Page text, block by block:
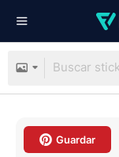
Guardar